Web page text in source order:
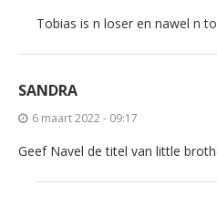
Tobias is n loser en nawel n
SANDRA
6 maart 2022 - 09:17
Geef Navel de titel van little